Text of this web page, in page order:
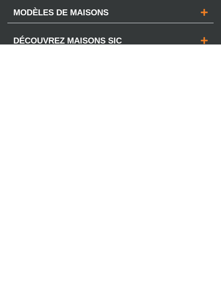
MODÈLES DE MAISONS
DÉCOUVREZ MAISONS SIC